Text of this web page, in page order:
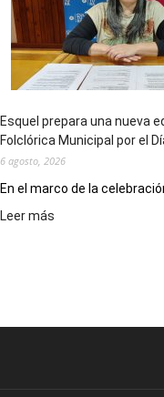
90
con
un
Esquel prepara una nueva
Folclórica Municipal por el
6 agosto, 2026
En el marco de la
Leer más
de